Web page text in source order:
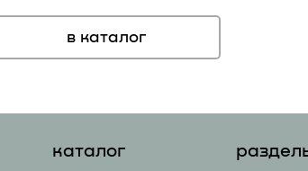
в каталог
каталог